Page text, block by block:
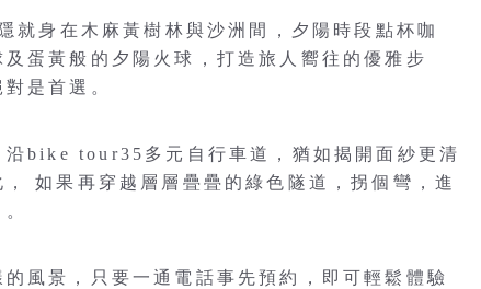
就身在木麻黃樹林與沙洲間，夕陽時段點杯咖
蛋黃般的夕陽火球，打造旅人嚮往的優雅步
是首選。
bike tour35多元自行車道，猶如揭開面紗更清
如果再穿越層層疊疊的綠色隧道，拐個彎，進
風景，只要一通電話事先預約，即可輕鬆體驗